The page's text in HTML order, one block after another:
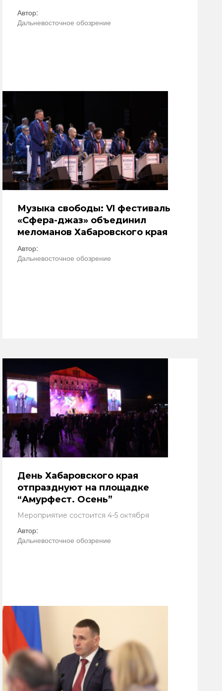
Автор:
Дальневосточное обозрение
Музыка свободы: VI фестиваль
«Сфера-джаз» объединил
меломанов Хабаровского края
Автор:
Дальневосточное обозрение
День Хабаровского края
отпразднуют на площадке
“Амурфест. Осень”
Мероприятие состоится 4-5 октября
Автор:
Дальневосточное обозрение